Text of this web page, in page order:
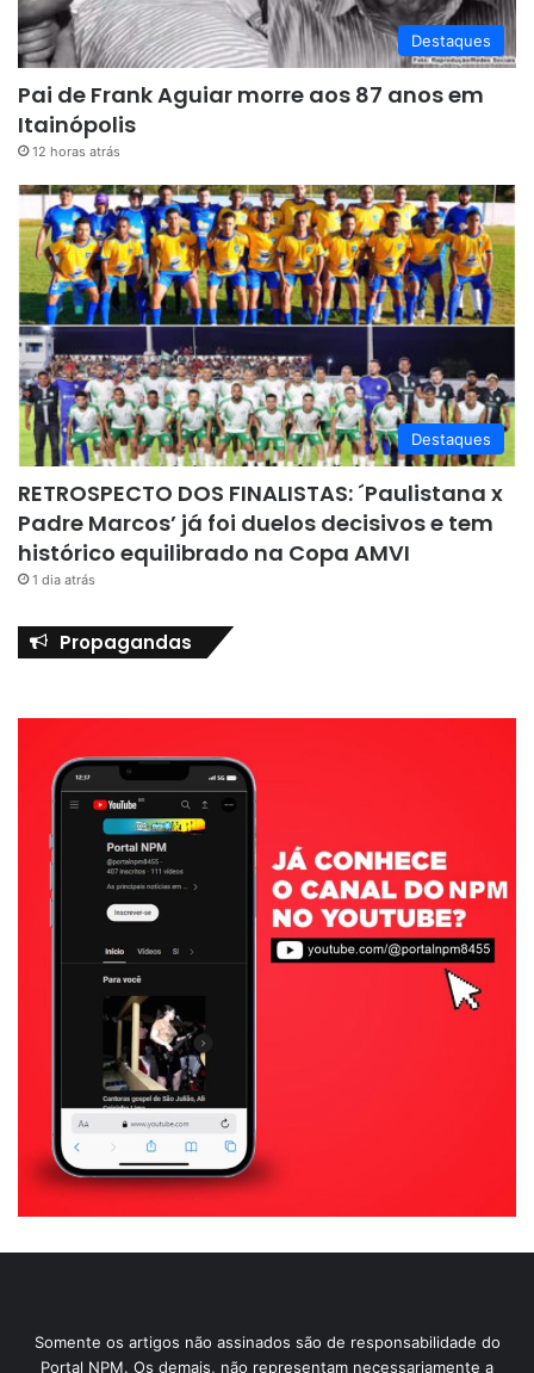
Destaques
Pai de Frank Aguiar morre aos 87 anos em
Itainópolis
12 horas atrás
Destaques
RETROSPECTO DOS FINALISTAS: ´Paulistana x
Padre Marcos’ já foi duelos decisivos e tem
histórico equilibrado na Copa AMVI
1 dia atrás
Propagandas
Somente os artigos não assinados são de responsabilidade do
Portal NPM. Os demais, não representam necessariamente a